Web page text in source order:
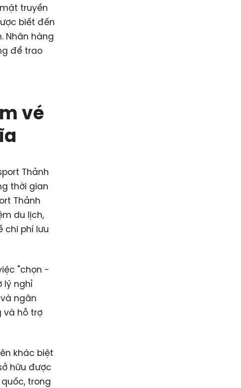
truyền
biết đến
Nhãn hàng
để trao
vé
Thảnh
thời gian
Thảnh
du lịch,
chi phí lưu
"chọn -
lý nghỉ
ngân
và hỗ trợ
khác biệt
hữu được
trong